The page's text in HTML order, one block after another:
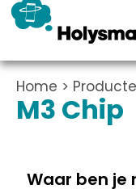
Home >
M3 Chip
Waar ben je